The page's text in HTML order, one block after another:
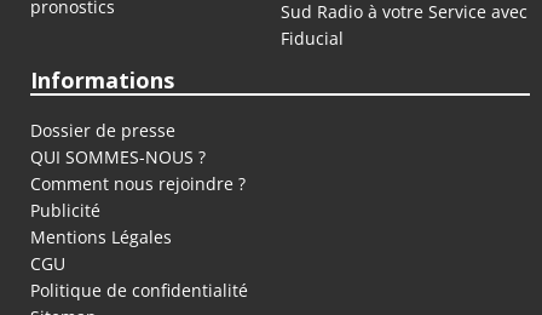
pronostics
Sud Radio à votre Service avec
Fiducial
Informations
Dossier de presse
QUI SOMMES-NOUS ?
Comment nous rejoindre ?
Publicité
Mentions Légales
CGU
Politique de confidentialité